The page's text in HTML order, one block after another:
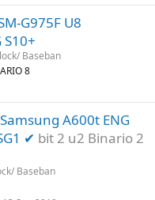
G975F U8
S10+
Baseban
8
A600t ENG
✔ bit 2 u2 Binario 2
Baseban